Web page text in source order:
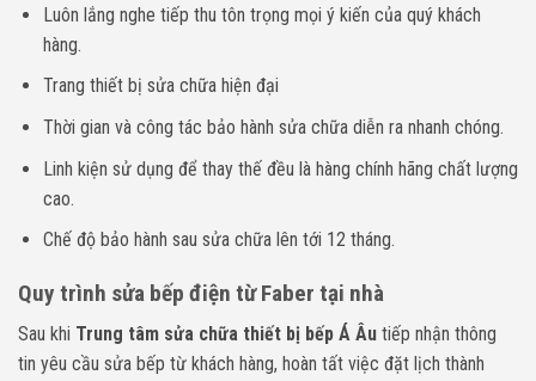
Luôn lắng nghe tiếp thu tôn trọng mọi ý kiến của quý khách
hàng.
Trang thiết bị sửa chữa hiện đại
Thời gian và công tác bảo hành sửa chữa diễn ra nhanh chóng.
Linh kiện sử dụng để thay thế đều là hàng chính hãng chất lượng
cao.
Chế độ bảo hành sau sửa chữa lên tới 12 tháng.
Quy trình sửa bếp điện từ Faber tại nhà
Sau khi Trung tâm sửa chữa thiết bị bếp Á Âu tiếp nhận thông
tin yêu cầu sửa bếp từ khách hàng, hoàn tất việc đặt lịch thành